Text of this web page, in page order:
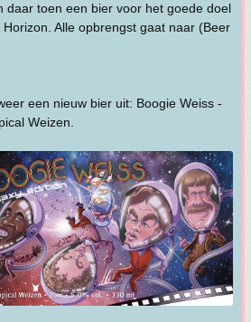
daar toen een bier voor het goede doel
Alle opbrengst gaat naar (Beer
een nieuw bier uit: Boogie Weiss -
Weizen.